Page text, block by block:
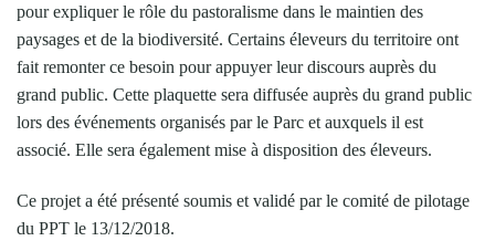
pour expliquer le rôle du pastoralisme dans le maintien des
paysages et de la biodiversité. Certains éleveurs du territoire ont
fait remonter ce besoin pour appuyer leur discours auprès du
grand public. Cette plaquette sera diffusée auprès du grand public
lors des événements organisés par le Parc et auxquels il est
associé. Elle sera également mise à disposition des éleveurs.
Ce projet a été présenté soumis et validé par le comité de pilotage
du PPT le 13/12/2018.